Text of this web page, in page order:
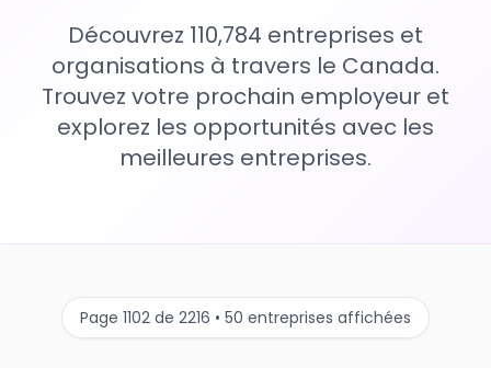
Découvrez 110,784 entreprises et
organisations à travers le Canada.
Trouvez votre prochain employeur et
explorez les opportunités avec les
meilleures entreprises.
Page 1102 de 2216 • 50 entreprises affichées